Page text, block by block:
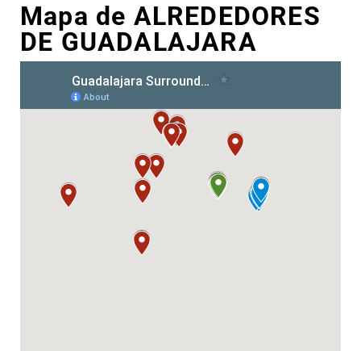
Mapa de ALREDEDORES
DE GUADALAJARA